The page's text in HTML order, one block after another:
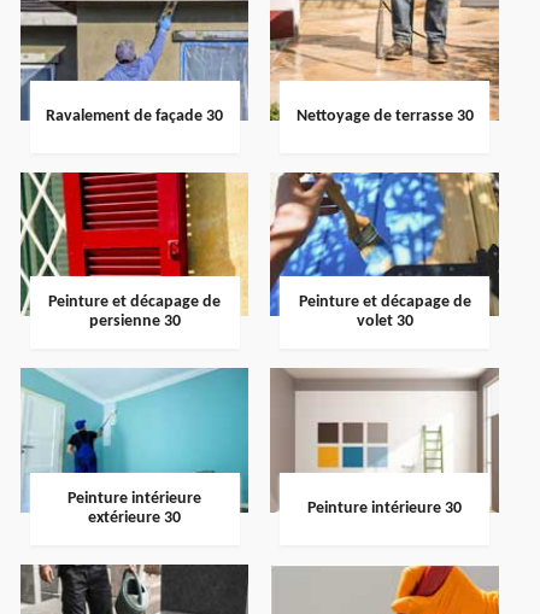
Ravalement de façade 30 Nettoyage de terrasse 30
Peinture et décapage de
persienne 30
Peinture et décapage de
volet 30
Peinture intérieure
extérieure 30
Peinture intérieure 30